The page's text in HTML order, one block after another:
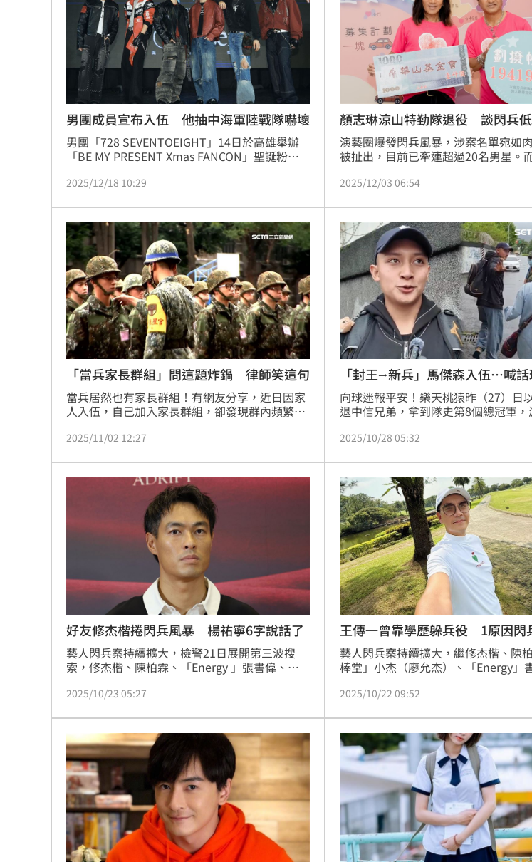
男團成員宣布入伍 他抽中海軍陸戰隊嚇壞
男團「728 SEVENTOEIGHT」14日於高雄舉辦
「BE MY PRESENT Xmas FANCON」聖誕粉絲
粉。驚喜連發的他們，尾聲無預警拋出震撼級彩
入伍，他們也承諾未來會以更成熟、更有力量的
姿態，回到舞台與粉絲再次相見。
2025/12/18 10:29
顏志琳涼山特勤隊退役 談閃兵
演藝圈爆發閃兵風暴，涉案名單宛如
被扯出，目前已牽連超過20名男星。
興被起底當年不僅依法入伍，其中顏志
基金會「聖誕孤老人 到宅服務車募集
問到相關話題也做出回應。
2025/12/03 06:54
「當兵家長群組」問這題炸鍋 律師笑這句
當兵居然也有家長群組！有網友分享，近日因家
人入伍，自己加入家長群組，卻發現群內頻繁重
否坐上專車」、「到營了嗎？」，讓群組中開轟
的是這個群組的管理者通常是營級以上的長官，
叫這些高級長官在做幼兒園老師做的事真是太好
笑了，有機會應該潛進去看一下笑話的…。
2025/11/02 12:27
「封王⭢新兵」馬傑森入伍…喊
向球迷報平安！樂天桃猿昨（27）日
退中信兄弟，拿到隊史第8個總冠軍，
花蓮入伍，認為完成國民應盡義務，他
見」。馬傑森剃光頭仍不失帥氣，媽
耳提面命幾句後，正式開啟4個月軍
計明年2月歸隊。
2025/10/28 05:32
好友修杰楷捲閃兵風暴 楊祐寧6字說話了
藝人閃兵案持續擴大，檢警21日展開第三波搜
索，修杰楷、陳柏霖、「Energy 」張書偉、謝
藝圈名人服兵役問題再度浮出水面。不過，其實
格三寶爸的楊祐寧正是其中之一，而他今（23）
日出席影集《人浮於愛》上檔記者會被問到此事
也回應了。
2025/10/23 05:27
王傳一曾靠學歷躲兵役 1原因閃
藝人閃兵案持續擴大，繼修杰楷、陳
棒堂」小杰（廖允杰）、「Energy」
（22）日清晨返抵桃園機場後也被拘提
起討論，其中，男星王傳一過去承認
學歷閃兵，最後卻因沒能順利畢業，
兵。
2025/10/22 09:52